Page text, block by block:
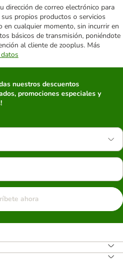
dirección de correo electrónico para
propios productos o servicios
en cualquier momento, sin incurrir en
básicos de transmisión, poniéndote
al cliente de zooplus. Más
nuestros descuentos
promociones especiales y
ahora